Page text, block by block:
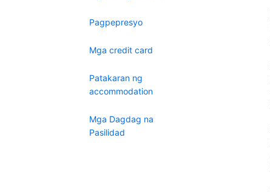
Pagpepresyo
Mga credit card
Patakaran ng
accommodation
Mga Dagdag na
Pasilidad